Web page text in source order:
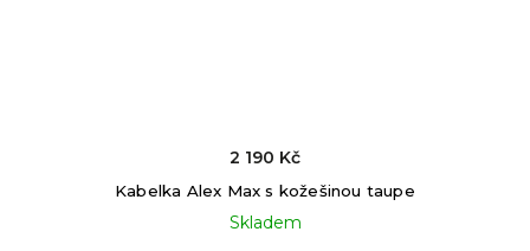
Kabelka Alex Max s kožešinou taupe
Skladem
2 190 Kč